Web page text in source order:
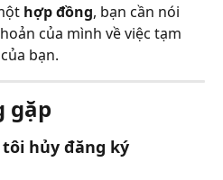
hợp đồng, bạn cần nói
của mình về việc tạm
bạn.
gặp
hủy đăng ký